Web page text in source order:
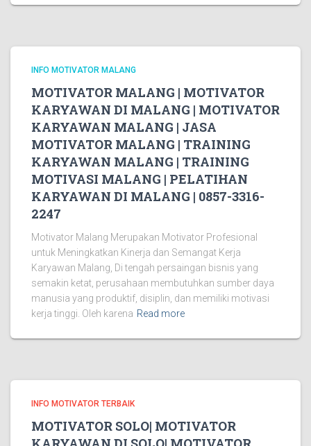
INFO MOTIVATOR MALANG
MOTIVATOR MALANG | MOTIVATOR
KARYAWAN DI MALANG | MOTIVATOR
KARYAWAN MALANG | JASA
MOTIVATOR MALANG | TRAINING
KARYAWAN MALANG | TRAINING
MOTIVASI MALANG | PELATIHAN
KARYAWAN DI MALANG | 0857-3316-
2247
Motivator Malang Merupakan Motivator Profesional
untuk Meningkatkan Kinerja dan Semangat Kerja
Karyawan Malang, Di tengah persaingan bisnis yang
semakin ketat, perusahaan membutuhkan sumber daya
manusia yang produktif, disiplin, dan memiliki motivasi
kerja tinggi. Oleh karena Read more
INFO MOTIVATOR TERBAIK
MOTIVATOR SOLO| MOTIVATOR